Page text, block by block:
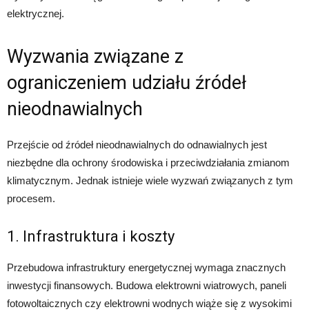
elektrycznej.
Wyzwania związane z
ograniczeniem udziału źródeł
nieodnawialnych
Przejście od źródeł nieodnawialnych do odnawialnych jest
niezbędne dla ochrony środowiska i przeciwdziałania zmianom
klimatycznym. Jednak istnieje wiele wyzwań związanych z tym
procesem.
1. Infrastruktura i koszty
Przebudowa infrastruktury energetycznej wymaga znacznych
inwestycji finansowych. Budowa elektrowni wiatrowych, paneli
fotowoltaicznych czy elektrowni wodnych wiąże się z wysokimi